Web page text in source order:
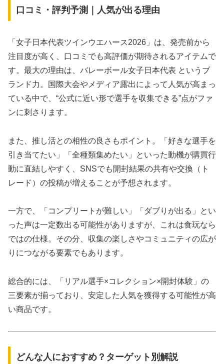
口コミ・評判予測｜人気が出る理由
「女子日本代表ツインウエハース2026」は、発売前から
注目度が高く、口コミでも高評価が期待されるアイテムで
す。最大の理由は、バレーボール女子日本代表 というブ
ランド力。国際大会やメディア露出によって人気が高まっ
ている中で、“公式に近い形で選手を収集できる”点がファ
ンに刺さります。
また、推し活との相性の良さもポイント。「好きな選手を
引き当てたい」「全種類集めたい」といった動機が購買行
動に直結しやすく、SNSでも開封結果の共有や交換（ト
レード）の投稿が増えることが予想されます。
一方で、「コンプリートが難しい」「ダブりが出る」とい
った声は一定数出る可能性がありますが、これは食玩なら
ではの仕様。その分、収集の楽しさやコミュニティの広が
りにつながる要素でもあります。
総合的には、「リアル選手×コレクション×開封体験」の
三要素が揃っており、安定した人気を獲得する可能性が高
い商品です。
どんな人におすすめ？ターゲット別解説